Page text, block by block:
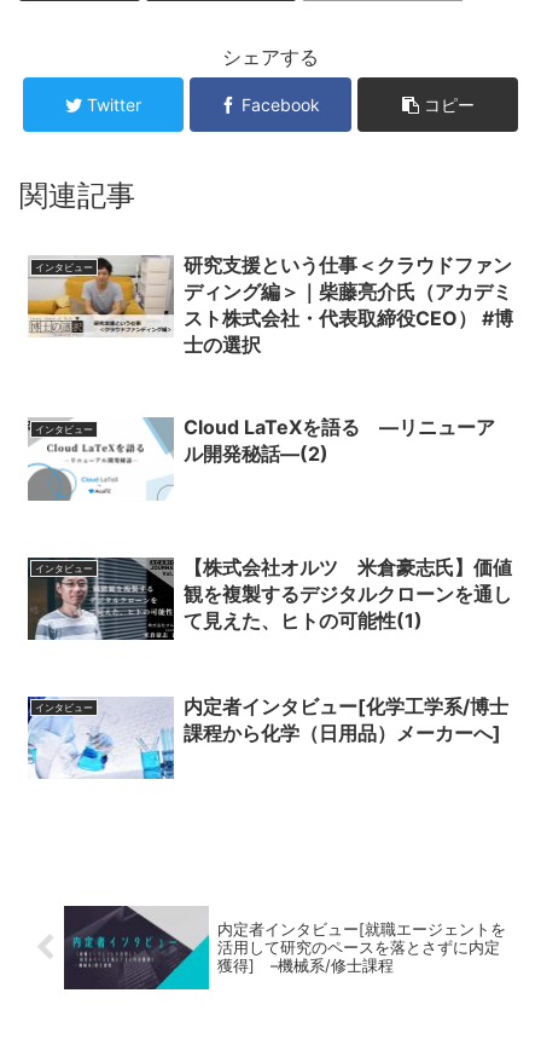
シェアする
Twitter Facebook コピー
関連記事
インタビュー
研究支援という仕事＜クラウドファン
ディング編＞｜柴藤亮介氏（アカデミ
スト株式会社・代表取締役CEO） #博
士の選択
インタビュー
Cloud LaTeXを語る ―リニューア
ル開発秘話―(2)
インタビュー
【株式会社オルツ 米倉豪志氏】価値
観を複製するデジタルクローンを通し
て見えた、ヒトの可能性(1)
インタビュー
内定者インタビュー[化学工学系/博士
課程から化学（日用品）メーカーへ]
内定者インタビュー[就職エージェントを
活用して研究のペースを落とさずに内定
獲得] –機械系/修士課程